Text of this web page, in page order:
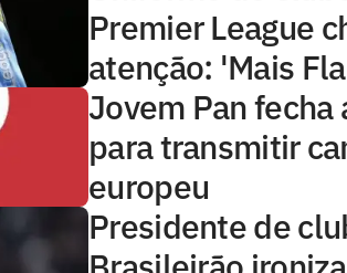
Premier League
atenção: 'Mais
Jovem Pan fecha
para transmitir
europeu
Presidente de